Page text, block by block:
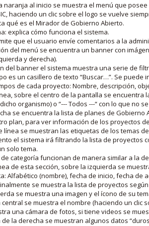
naranja al inicio se muestra el menú que
haciendo un clic sobre el logo se vuelve
qué es el Mirador de Gobierno Abierto.
explica cómo funciona el sistema.
que el usuario envíe comentarios a la
del menú se encuentra un banner con
y derecha).
del banner el sistema muestra una serie de
es un casillero de texto “Buscar…”. Se
de cada proyecto: Nombre, descripción,
sobre el centro de la pantalla se
organismo) o “--- Todos ---“ con lo que no
se encuentra la lista de planes de
plan, para ver información de los proyectos
línea se muestran las etiquetas de los temas
el sistema irá filtrando la lista de proyectos
solo tema.
categoría funcionan de manera similar a la
de esta sección, sobre la izquierda se
Alfabético (nombre), fecha de inicio, fecha de
se muestra la lista de proyectos
se muestra una imagen y el ícono de su
central se muestra el nombre (haciendo un
una cámara de fotos, si tiene videos se
de la derecha se muestran algunos datos